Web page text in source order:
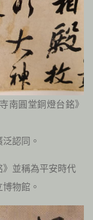
南圓堂銅燈台銘》
認同。
》並稱為平安時代
物館。